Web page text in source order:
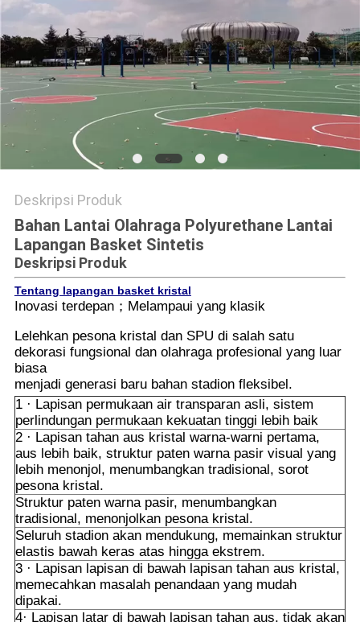
Deskripsi Produk
Bahan Lantai Olahraga Polyurethane Lantai
Lapangan Basket Sintetis
Deskripsi Produk
Tentang lapangan basket kristal
Inovasi terdepan；Melampaui yang klasik
Lelehkan pesona kristal dan SPU di salah satu
dekorasi fungsional dan olahraga profesional yang luar
biasa
menjadi generasi baru bahan stadion fleksibel.
1 · Lapisan permukaan air transparan asli, sistem
perlindungan permukaan kekuatan tinggi lebih baik
2 · Lapisan tahan aus kristal warna-warni pertama,
aus lebih baik, struktur paten warna pasir visual yang
lebih menonjol, menumbangkan tradisional, sorot
pesona kristal.
Struktur paten warna pasir, menumbangkan
tradisional, menonjolkan pesona kristal.
Seluruh stadion akan mendukung, memainkan struktur
elastis bawah keras atas hingga ekstrem.
3 · Lapisan lapisan di bawah lapisan tahan aus kristal,
memecahkan masalah penandaan yang mudah
dipakai.
4· Lapisan latar di bawah lapisan tahan aus, tidak akan